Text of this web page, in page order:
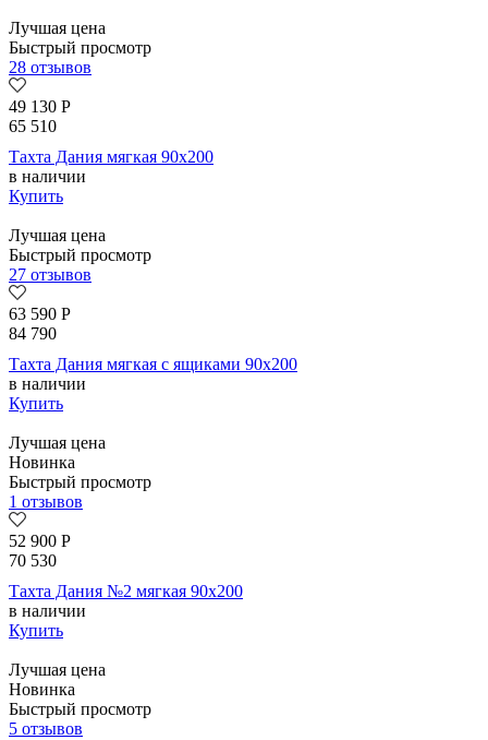
Лучшая цена
Быстрый просмотр
28 отзывов
49 130 Р
65 510
Тахта Дания мягкая 90х200
в наличии
Купить
Лучшая цена
Быстрый просмотр
27 отзывов
63 590 Р
84 790
Тахта Дания мягкая с ящиками 90х200
в наличии
Купить
Лучшая цена
Новинка
Быстрый просмотр
1 отзывов
52 900 Р
70 530
Тахта Дания №2 мягкая 90х200
в наличии
Купить
Лучшая цена
Новинка
Быстрый просмотр
5 отзывов